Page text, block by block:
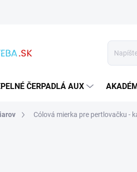
ČERPADLÁ AUX
Cólová mierka pre pertlovačku -